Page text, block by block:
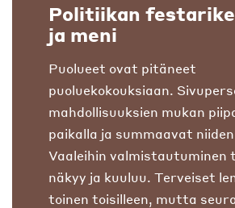
Politiikan
ja meni
Puolueet ovat pitäneet
puoluekokouksiaan.
mahdollisuuksien mukan
paikalla ja summaavat
Vaaleihin valmistautuminen
näkyy ja kuuluu. Terveiset
toinen toisilleen, mutta